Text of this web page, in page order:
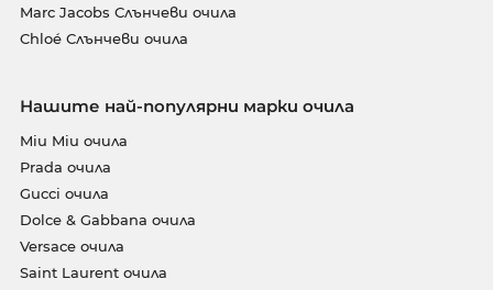
Marc Jacobs Слънчеви очила
Chloé Слънчеви очила
Нашите най-популярни марки очила
Miu Miu очила
Prada очила
Gucci очила
Dolce & Gabbana очила
Versace очила
Saint Laurent очила